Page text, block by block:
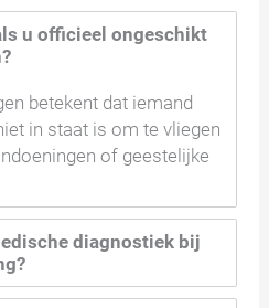
u officieel ongeschikt
betekent dat iemand
in staat is om te vliegen
of geestelijke
diagnostiek bij